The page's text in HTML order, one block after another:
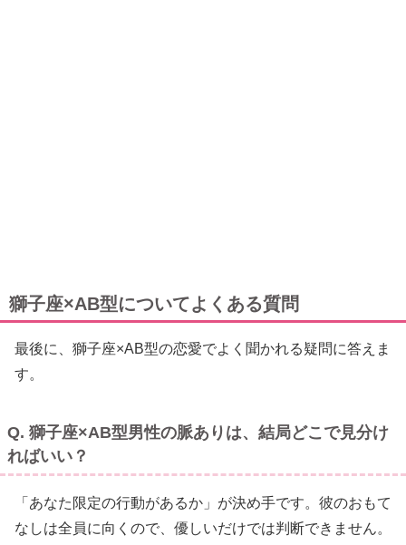
獅子座×AB型についてよくある質問
最後に、獅子座×AB型の恋愛でよく聞かれる疑問に答えま
す。
Q. 獅子座×AB型男性の脈ありは、結局どこで見分け
ればいい？
「あなた限定の行動があるか」が決め手です。彼のおもて
なしは全員に向くので、優しいだけでは判断できません。